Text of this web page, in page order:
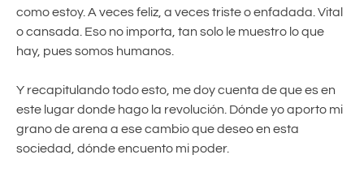
como estoy. A veces feliz, a veces triste o enfadada. Vital
o cansada. Eso no importa, tan solo le muestro lo que
hay, pues somos humanos.
Y recapitulando todo esto, me doy cuenta de que es en
este lugar donde hago la revolución. Dónde yo aporto mi
grano de arena a ese cambio que deseo en esta
sociedad, dónde encuento mi poder.